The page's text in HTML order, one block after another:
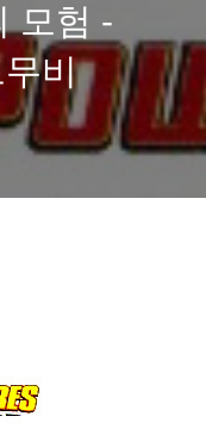
모험 -
비